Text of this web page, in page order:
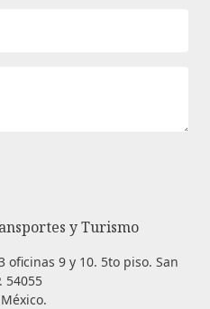
y Turismo
oficinas 9 y 10. 5to piso. San
54055